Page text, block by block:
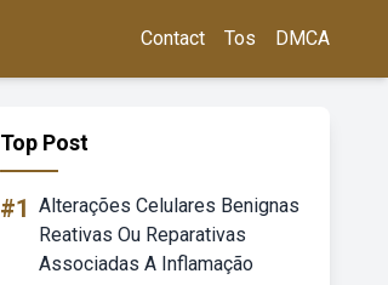
Contact Tos DMCA
Top Post
#1 Alterações Celulares Benignas
Reativas Ou Reparativas
Associadas A Inflamação